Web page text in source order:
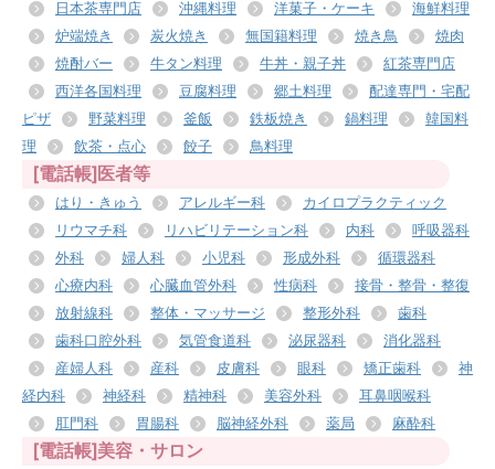
日本茶専門店
沖縄料理 洋菓子・ケーキ
海鮮料理
炉端焼き
炭火焼き 無国籍料理 焼き鳥
焼肉
焼酎バー
牛タン料理 牛丼・親子丼
紅茶専門店
西洋各国料理
豆腐料理 郷土料理
配達専門・宅配
ピザ
野菜料理 釜飯 鉄板焼き 鍋料理
韓国料
理
飲茶・点心 餃子 鳥料理
[電話帳]医者等
はり・きゅう アレルギー科
カイロプラクティック
リウマチ科
リハビリテーション科 内科
呼吸器科
外科
婦人科 小児科 形成外科
循環器科
心療内科
心臓血管外科 性病科
接骨・整骨・整復
放射線科
整体・マッサージ 整形外科
歯科
歯科口腔外科
気管食道科 泌尿器科
消化器科
産婦人科
産科 皮膚科 眼科 矯正歯科
神
経内科
神経科 精神科 美容外科
耳鼻咽喉科
肛門科
胃腸科 脳神経外科 薬局 麻酔科
[電話帳]美容・サロン